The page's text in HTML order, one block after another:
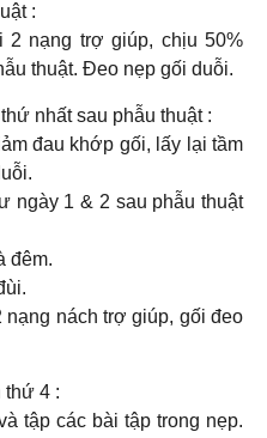
:
nạng trợ giúp, chịu 50%
thuật. Đeo nẹp gối duỗi.
nhất sau phẫu thuật :
đau khớp gối, lấy lại tầm
ngày 1 & 2 sau phẫu thuật
đêm.
nách trợ giúp, gối đeo
thứ 4 :
tập các bài tập trong nẹp.